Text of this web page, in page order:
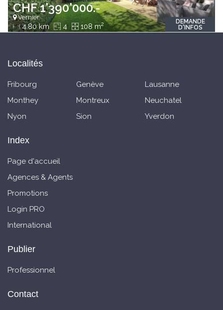
CHF 1'390'000.-
Vernier
4.80 km 4 108 m2
DEMANDE
D'INFOS
Localités
Fribourg Genève
Lausanne
Monthey
Montreux
Neuchatel
Nyon
Sion Yverdon
Index
Page d'accueil
Agences & Agents
Promotions
Login PRO
International
Publier
Professionnel
Contact